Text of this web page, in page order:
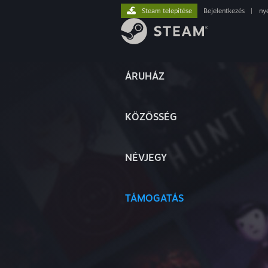
ÁRUHÁZ
KÖZÖSSÉG
NÉVJEGY
TÁMOGATÁS
Steam telepítése Bejelentkezés